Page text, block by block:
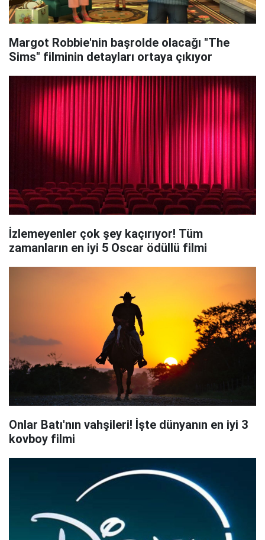
Margot Robbie'nin başrolde olacağı "The
Sims" filminin detayları ortaya çıkıyor
İzlemeyenler çok şey kaçırıyor! Tüm
zamanların en iyi 5 Oscar ödüllü filmi
Onlar Batı'nın vahşileri! İşte dünyanın en iyi 3
kovboy filmi